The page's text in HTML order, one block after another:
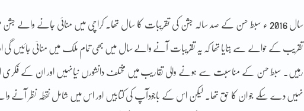
سال 2016 ء سبط حسن کے صد سالہ جشن کی تقریبات کا سال تھا۔ کراچی میں منائی جانے
رہیں۔ سبط حسن کے مناسبت سے ہونے والی تقاریب میں مختلف دانشورں نیانہیں اور ان کے فکری
نہیں دے سکے جو ان کا حق تھا۔ لیکن اس کے باجودآپ کی کتابیں اور اس میں شامل نقطہ نظر آنے